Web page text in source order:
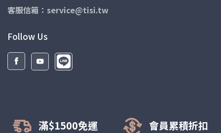
客服信箱：service@tisi.tw
Follow Us
滿$1500免運 會員累積折扣